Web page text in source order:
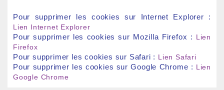
Pour supprimer les cookies sur Internet Explorer :
Lien Internet Explorer
Pour supprimer les cookies sur Mozilla Firefox : Lien
Firefox
Pour supprimer les cookies sur Safari : Lien Safari
Pour supprimer les cookies sur Google Chrome : Lien
Google Chrome